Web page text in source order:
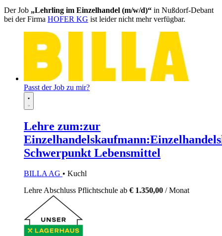
Der Job „Lehrling im Einzelhandel (m/w/d)“ in Nußdorf-Debant
bei der Firma HOFER KG ist leider nicht mehr verfügbar.
Passt der Job zu mir?
Lehre zum:zur
Schwerpunkt Lebensmittel
BILLA AG • Kuchl
LehreAbschluss Pflichtschule ab € 1.350,00 / Monat